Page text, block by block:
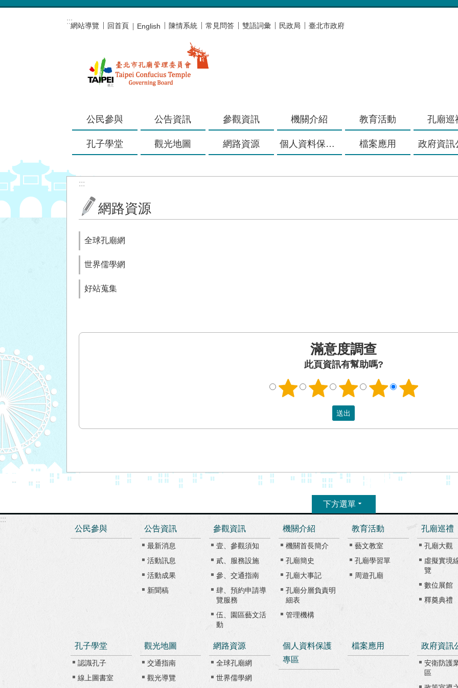
跳到主要內容區塊
:::網站導覽 回首頁 English 陳情系統 常見問答 雙語詞彙 民政局 臺北市政府
公民參與 公告資訊 參觀資訊 機關介紹 教育活動 孔廟巡
孔子學堂 觀光地圖 網路資源 個人資料保護專區 檔案應用 政府資訊
:::
網路資源
全球孔廟網
世界儒學網
好站蒐集
滿意度調查
此頁資訊有幫助嗎?
下方選單
:::
公民參與
公告資訊
最新消息
活動訊息
活動成果
新聞稿
參觀資訊
壹、參觀須知
貳、服務設施
參、交通指南
肆、預約申請導
覽服務
伍、園區藝文活
動
機關介紹
機關首長簡介
孔廟簡史
孔廟大事記
孔廟分層負責明
細表
管理機構
教育活動
藝文教室
孔廟學習單
周遊孔廟
孔廟巡禮
孔廟大觀
虛擬實境
覽
數位展館
釋奠典禮
孔子學堂
認識孔子
線上圖書室
觀光地圖
交通指南
觀光導覽
網路資源
全球孔廟網
世界儒學網
個人資料保護
專區
檔案應用 政府資訊
安衛防護
區